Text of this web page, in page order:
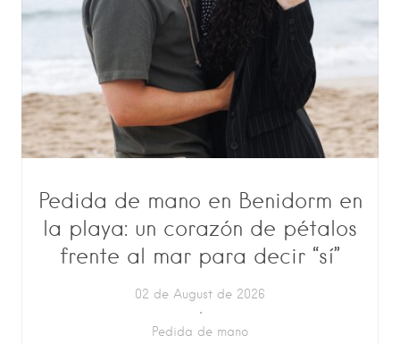
Pedida de mano en Benidorm en
la playa: un corazón de pétalos
frente al mar para decir “sí”
02 de August de 2026
Pedida de mano